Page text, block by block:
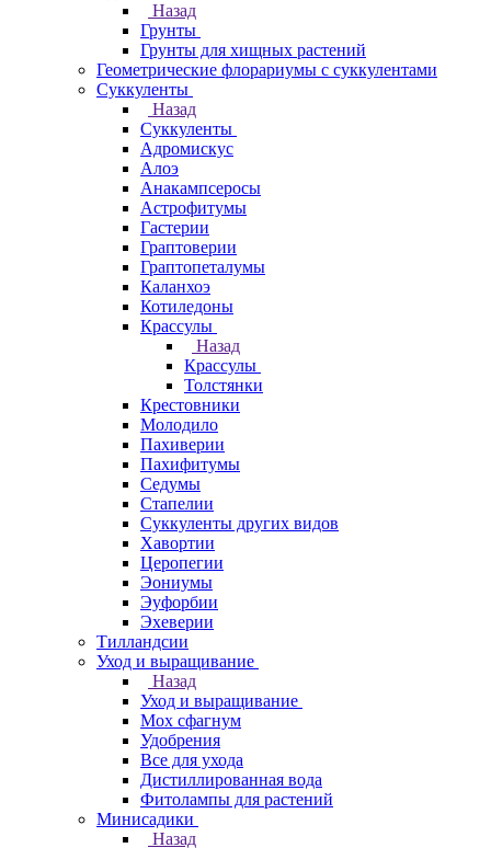
Назад
Грунты
Грунты для хищных растений
Геометрические флорариумы с суккулентами
Суккуленты
Назад
Суккуленты
Адромискус
Алоэ
Анакампсеросы
Астрофитумы
Гастерии
Граптоверии
Граптопеталумы
Каланхоэ
Котиледоны
Крассулы
Назад
Крассулы
Толстянки
Крестовники
Молодило
Пахиверии
Пахифитумы
Седумы
Стапелии
Суккуленты других видов
Хавортии
Церопегии
Эониумы
Эуфорбии
Эхеверии
Тилландсии
Уход и выращивание
Назад
Уход и выращивание
Мох сфагнум
Удобрения
Все для ухода
Дистиллированная вода
Фитолампы для растений
Минисадики
Назад